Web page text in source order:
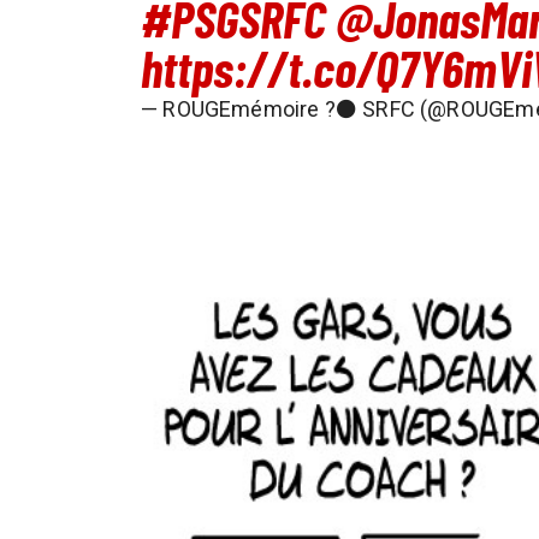
#PSGSRFC
https://t.co/
— ROUGEmémoire ?⚫ SRFC